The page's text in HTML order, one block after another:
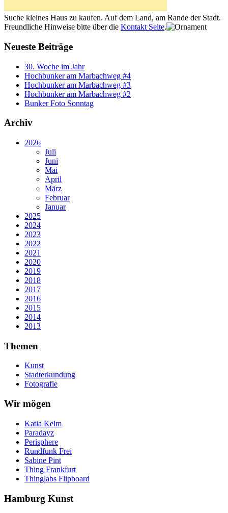
Suche kleines Haus zu kaufen. Auf dem Land, am Rande der Stadt.
Freundliche Hinweise bitte über die Kontakt Seite.
Neueste Beiträge
30. Woche im Jahr
Hochbunker am Marbachweg #4
Hochbunker am Marbachweg #3
Hochbunker am Marbachweg #2
Bunker Foto Sonntag
Archiv
2026
Juli
Juni
Mai
April
März
Februar
Januar
2025
2024
2023
2022
2021
2020
2019
2018
2017
2016
2015
2014
2013
Themen
Kunst
Stadterkundung
Fotografie
Wir mögen
Katia Kelm
Paradayz
Perisphere
Rundfunk Frei
Sabine Pint
Thing Frankfurt
Thinglabs Flipboard
Hamburg Kunst